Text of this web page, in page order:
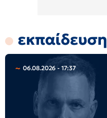
εκπαίδευση
06.08.2026 - 17:37